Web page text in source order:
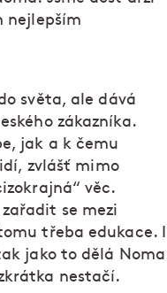
nejlepším
světa, ale dává
zákazníka.
jak a k čemu
zvlášť mimo
věc.
se mezi
třeba edukace. I
jako to dělá Noma
nestačí.